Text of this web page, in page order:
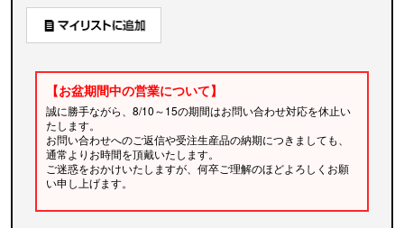
【お盆期間中の営業について】
誠に勝手ながら、8/10～15の期間はお問い合わせ対応を休止い
たします。
お問い合わせへのご返信や受注生産品の納期につきましても、
通常よりお時間を頂戴いたします。
ご迷惑をおかけいたしますが、何卒ご理解のほどよろしくお願
い申し上げます。